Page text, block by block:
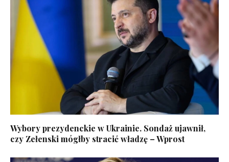
Wybory prezydenckie w Ukrainie. Sondaż ujawnił,
czy Zełenski mógłby stracić władzę – Wprost